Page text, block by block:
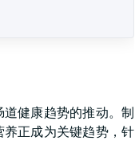
健康趋势的推动。制
正成为关键趋势，针